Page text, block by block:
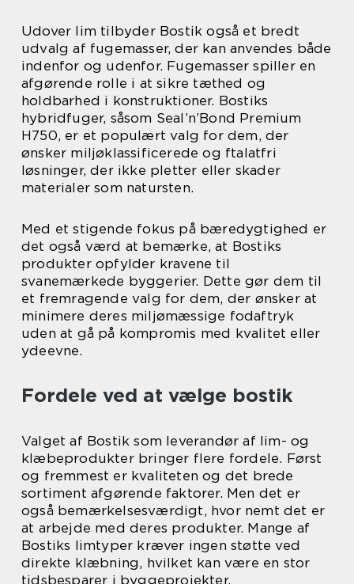
Udover lim tilbyder Bostik også et bredt
udvalg af fugemasser, der kan anvendes både
indenfor og udenfor. Fugemasser spiller en
afgørende rolle i at sikre tæthed og
holdbarhed i konstruktioner. Bostiks
hybridfuger, såsom Seal’n’Bond Premium
H750, er et populært valg for dem, der
ønsker miljøklassificerede og ftalatfri
løsninger, der ikke pletter eller skader
materialer som natursten.
Med et stigende fokus på bæredygtighed er
det også værd at bemærke, at Bostiks
produkter opfylder kravene til
svanemærkede byggerier. Dette gør dem til
et fremragende valg for dem, der ønsker at
minimere deres miljømæssige fodaftryk
uden at gå på kompromis med kvalitet eller
ydeevne.
Fordele ved at vælge bostik
Valget af Bostik som leverandør af lim- og
klæbeprodukter bringer flere fordele. Først
og fremmest er kvaliteten og det brede
sortiment afgørende faktorer. Men det er
også bemærkelsesværdigt, hvor nemt det er
at arbejde med deres produkter. Mange af
Bostiks limtyper kræver ingen støtte ved
direkte klæbning, hvilket kan være en stor
tidsbesparer i byggeprojekter.